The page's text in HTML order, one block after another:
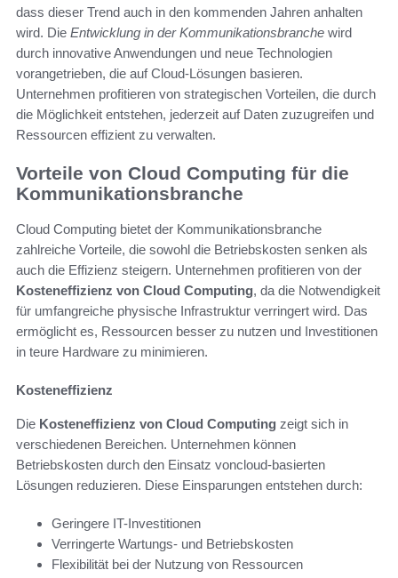
dass dieser Trend auch in den kommenden Jahren anhalten
wird. Die Entwicklung in der Kommunikationsbranche wird
durch innovative Anwendungen und neue Technologien
vorangetrieben, die auf Cloud-Lösungen basieren.
Unternehmen profitieren von strategischen Vorteilen, die durch
die Möglichkeit entstehen, jederzeit auf Daten zuzugreifen und
Ressourcen effizient zu verwalten.
Vorteile von Cloud Computing für die
Kommunikationsbranche
Cloud Computing bietet der Kommunikationsbranche
zahlreiche Vorteile, die sowohl die Betriebskosten senken als
auch die Effizienz steigern. Unternehmen profitieren von der
Kosteneffizienz von Cloud Computing, da die Notwendigkeit
für umfangreiche physische Infrastruktur verringert wird. Das
ermöglicht es, Ressourcen besser zu nutzen und Investitionen
in teure Hardware zu minimieren.
Kosteneffizienz
Die Kosteneffizienz von Cloud Computing zeigt sich in
verschiedenen Bereichen. Unternehmen können
Betriebskosten durch den Einsatz voncloud-basierten
Lösungen reduzieren. Diese Einsparungen entstehen durch:
Geringere IT-Investitionen
Verringerte Wartungs- und Betriebskosten
Flexibilität bei der Nutzung von Ressourcen